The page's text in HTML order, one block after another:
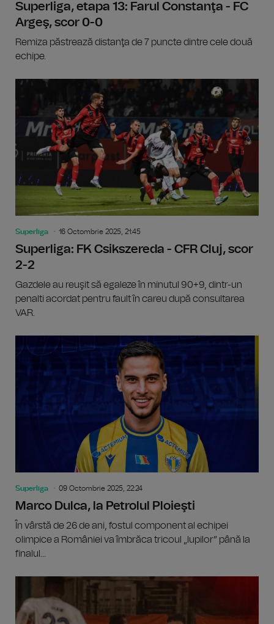
Superliga, etapa 13: Farul Constanţa - FC
Argeş, scor 0-0
Remiza păstrează distanţa de 7 puncte dintre cele două
echipe.
Superliga 16 Octombrie 2025, 21:45
Superliga: FK Csikszereda - CFR Cluj, scor
2-2
Gazdele au reuşit să egaleze în minutul 90+9, dintr-un
penalti acordat pentru fault în careu după consultarea
VAR.
Superliga 09 Octombrie 2025, 22:24
Marco Dulca, la Petrolul Ploieşti
În vârstă de 26 de ani, fostul component al echipei
olimpice a României va îmbrăca tricoul „lupilor” până la
finalul...